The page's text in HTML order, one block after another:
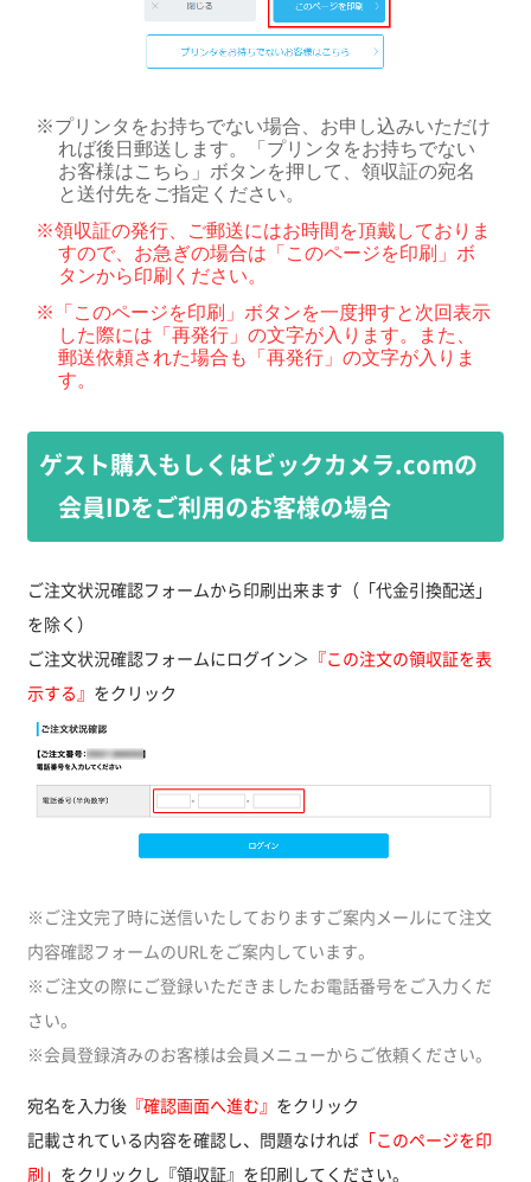
※プリンタをお持ちでない場合、お申し込みいただけ
れば後日郵送します。「プリンタをお持ちでない
お客様はこちら」ボタンを押して、領収証の宛名
と送付先をご指定ください。
※領収証の発行、ご郵送にはお時間を頂戴しておりま
すので、お急ぎの場合は「このページを印刷」ボ
タンから印刷ください。
※
「このページを印刷」ボタンを一度押すと次回表示
した際には「再発行」の文字が入ります。また、
郵送依頼された場合も「再発行」の文字が入りま
す。
ゲスト購入もしくはビックカメラ.comの
会員IDをご利用のお客様の場合
ご注文状況確認フォームから印刷出来ます（「代金引換配送」
を除く）
ご注文状況確認フォームにログイン＞ 『この注文の領収証を表
示する』 をクリック
※ご注文完了時に送信いたしておりますご案内メールにて注文
内容確認フォームのURLをご案内しています。
※ご注文の際にご登録いただきましたお電話番号をご入力くだ
さい。
※会員登録済みのお客様は会員メニューからご依頼ください。
宛名を入力後 『確認画面へ進む』 をクリック
記載されている内容を確認し、問題なければ 「このページを印
刷」 をクリックし『領収証』を印刷してください。